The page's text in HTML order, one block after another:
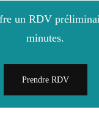
un RDV
minutes.
Prendre RDV